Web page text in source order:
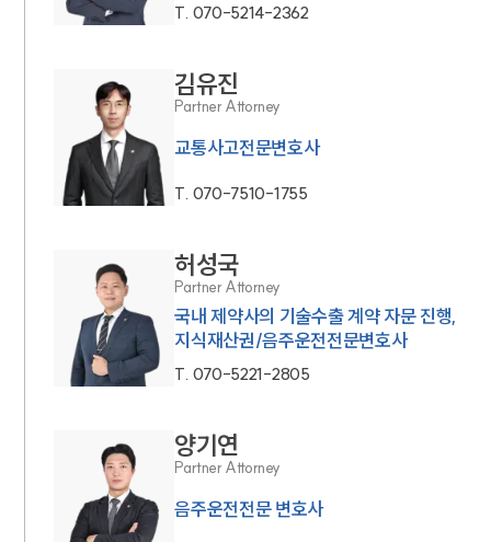
T. 070-5214-2362
김유진
Partner Attorney
교통사고전문변호사
T. 070-7510-1755
허성국
Partner Attorney
국내 제약사의 기술수출 계약 자문 진행,
지식재산권/음주운전전문변호사
T. 070-5221-2805
양기연
Partner Attorney
음주운전전문 변호사